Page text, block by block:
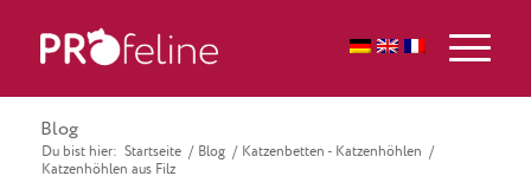
Blog
Du bist hier: Startseite / Blog / Katzenbetten - Katzenhöhlen /
Katzenhöhlen aus Filz